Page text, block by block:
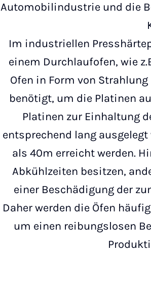
Automobilindustrie und die
Im industriellen
einem Durchlaufofen, wie
Ofen in Form von
benötigt, um die Platinen
Platinen zur Einhaltung
entsprechend lang
als 40m erreicht werden.
Abkühlzeiten besitzen,
einer Beschädigung der
Daher werden die Öfen
um einen reibungslosen